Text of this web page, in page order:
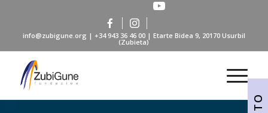
info@zubigune.org | +34 943 36 46 00 | Etarte Bidea 9, 20170 Usurbil
(Zubieta)